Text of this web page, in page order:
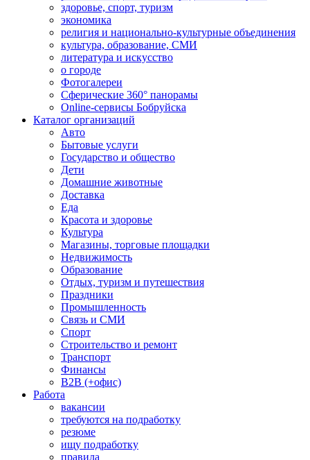
здоровье, спорт, туризм
экономика
религия и национально-культурные объединения
культура, образование, СМИ
литература и искусство
о городе
Фотогалереи
Сферические 360° панорамы
Online-сервисы Бобруйска
Каталог организаций
Авто
Бытовые услуги
Государство и общество
Дети
Домашние животные
Доставка
Еда
Красота и здоровье
Культура
Магазины, торговые площадки
Недвижимость
Образование
Отдых, туризм и путешествия
Праздники
Промышленность
Связь и СМИ
Спорт
Строительство и ремонт
Транспорт
Финансы
B2B (+офис)
Работа
вакансии
требуются на подработку
резюме
ищу подработку
правила